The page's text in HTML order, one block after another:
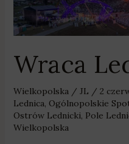
Wraca
Wielkopolska/ JL / 2
Lednica, Ogólnopolskie
Ostrów Lednicki, Pole
Wielkopolska